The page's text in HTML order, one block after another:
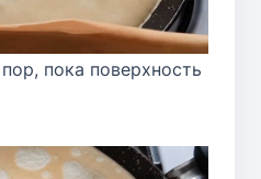
пока поверхность